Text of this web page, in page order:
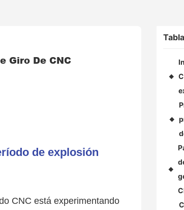
Giro De CNC
de explosión
CNC está experimentando
◆
◆
◆